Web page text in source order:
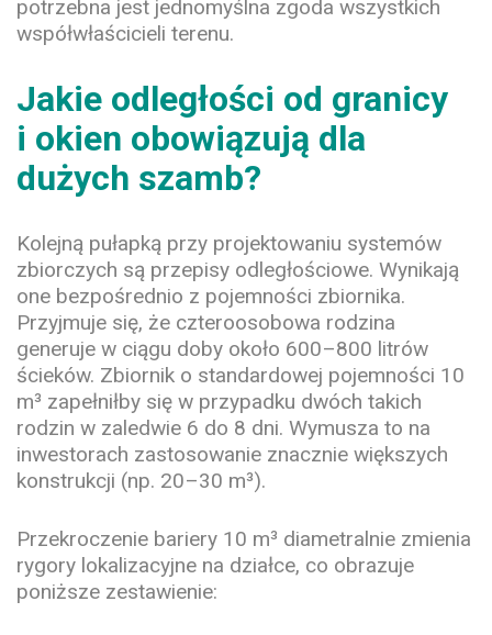
potrzebna jest jednomyślna zgoda wszystkich
współwłaścicieli terenu.
Jakie odległości od granicy
i okien obowiązują dla
dużych szamb?
Kolejną pułapką przy projektowaniu systemów
zbiorczych są przepisy odległościowe. Wynikają
one bezpośrednio z pojemności zbiornika.
Przyjmuje się, że czteroosobowa rodzina
generuje w ciągu doby około 600–800 litrów
ścieków. Zbiornik o standardowej pojemności 10
m³ zapełniłby się w przypadku dwóch takich
rodzin w zaledwie 6 do 8 dni. Wymusza to na
inwestorach zastosowanie znacznie większych
konstrukcji (np. 20–30 m³).
Przekroczenie bariery 10 m³ diametralnie zmienia
rygory lokalizacyjne na działce, co obrazuje
poniższe zestawienie: